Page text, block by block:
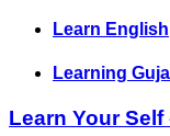
Learn English
Learning
Learn Your Self